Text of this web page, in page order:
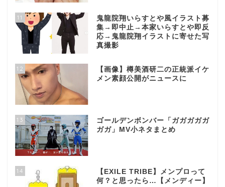
11
鬼龍院翔いらすとや風イラスト募
集→即中止→本家いらすとや即反
応→鬼龍院翔イラストに寄せた写
真撮影
12
【画像】樽美酒研二の正統派イケ
メン素顔公開がニュースに
13
ゴールデンボンバー「ガガガガガ
ガガ」MV小ネタまとめ
14
【EXILE TRIBE】メンプロって
何？と思ったら…【メンディー】